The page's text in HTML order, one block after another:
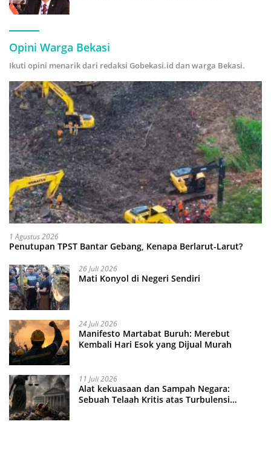
Opini Warga Bekasi
Ikuti opini menarik dari redaksi Gobekasi.id dan warga Bekasi.
1 Agustus 2026
Penutupan TPST Bantar Gebang, Kenapa Berlarut-Larut?
26 Juli 2026
Mati Konyol di Negeri Sendiri
24 Juli 2026
Manifesto Martabat Buruh: Merebut
Kembali Hari Esok yang Dijual Murah
11 Juli 2026
Alat kekuasaan dan Sampah Negara:
Sebuah Telaah Kritis atas Turbulensi